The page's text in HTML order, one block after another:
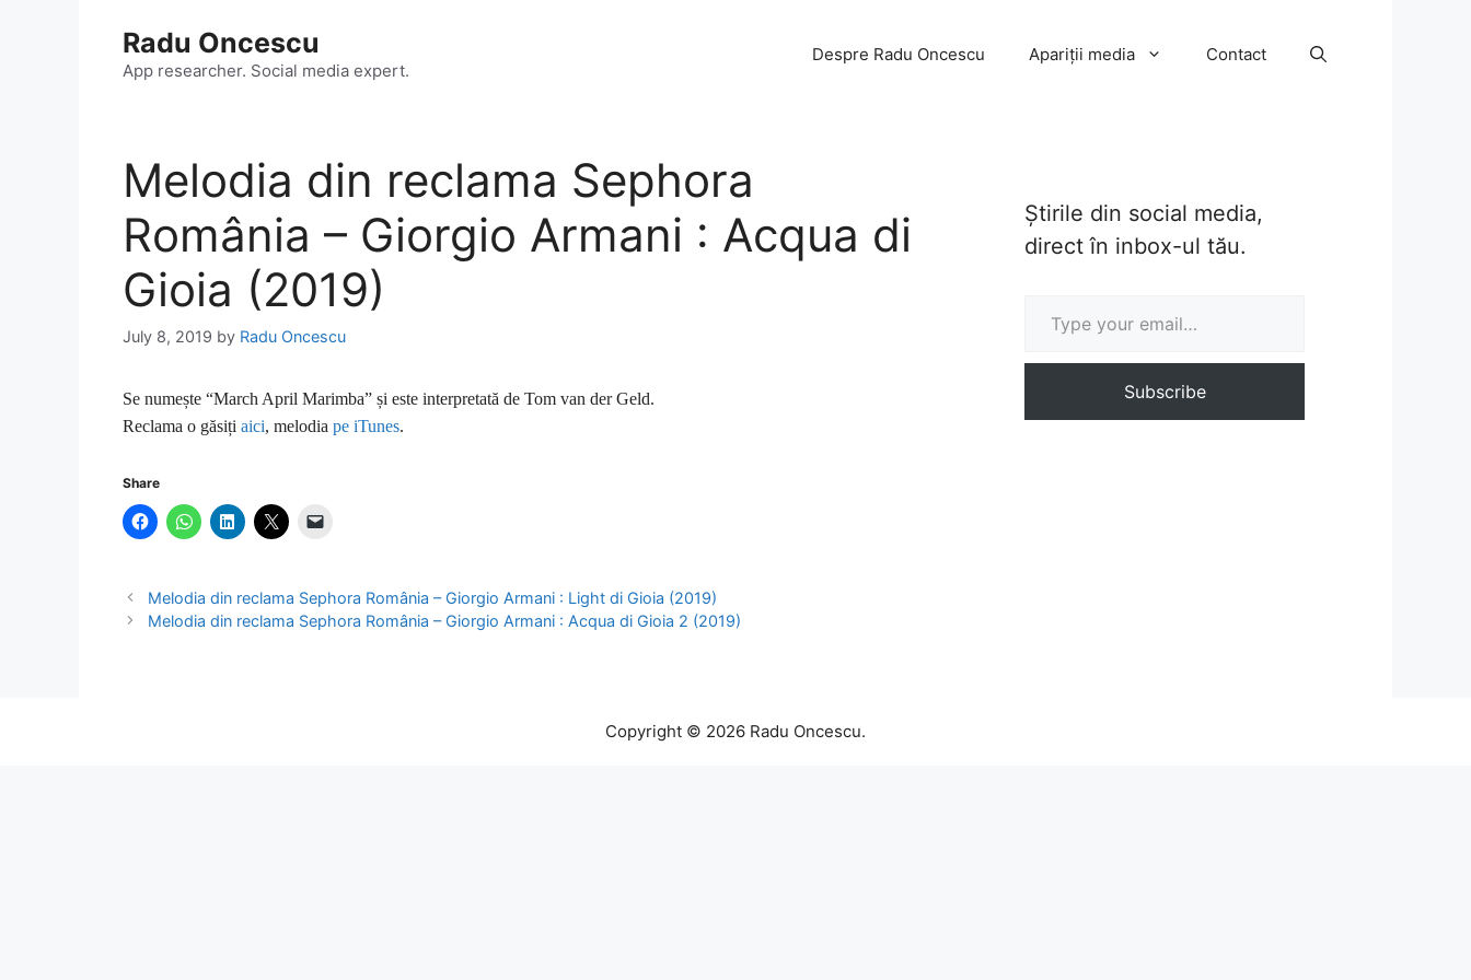
Radu Oncescu
App researcher. Social media expert.
Despre Radu Oncescu Apariții media Contact
Melodia din reclama Sephora
România – Giorgio Armani : Acqua di
Gioia (2019)
July 8, 2019 by Radu Oncescu
Se numește “March April Marimba” și este interpretată de Tom van der Geld.
Reclama o găsiți aici, melodia pe iTunes.
Share
Melodia din reclama Sephora România – Giorgio Armani : Light di Gioia (2019)
Melodia din reclama Sephora România – Giorgio Armani : Acqua di Gioia 2 (2019)
Știrile din social media,
direct în inbox-ul tău.
Subscribe
Copyright © 2026 Radu Oncescu.